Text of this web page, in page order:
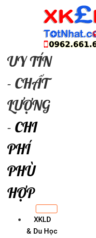
UY TÍN
- CHẤT
LƯỢNG
- CHI
PHÍ
PHÙ
HỢP
XKLD
& Du Học